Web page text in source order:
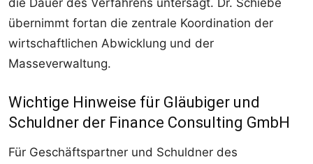
übernimmt fortan die zentrale Koordination der
wirtschaftlichen Abwicklung und der
Masseverwaltung.
Wichtige Hinweise für Gläubiger und
Schuldner der Finance Consulting GmbH
Für Geschäftspartner und Schuldner des